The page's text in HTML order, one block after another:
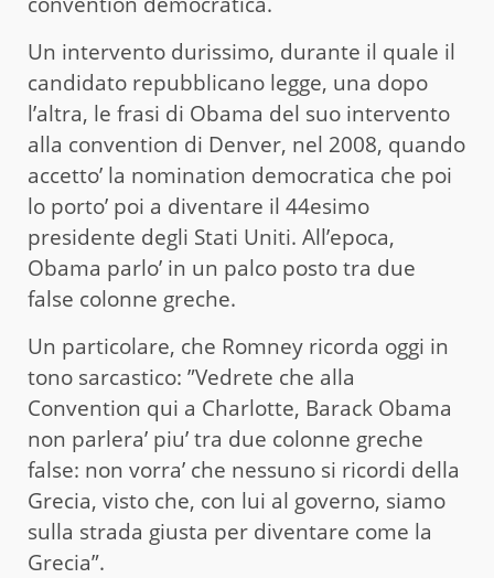
Un intervento durissimo, durante il quale il
candidato repubblicano legge, una dopo
l’altra, le frasi di Obama del suo intervento
alla convention di Denver, nel 2008, quando
accetto’ la nomination democratica che poi
lo porto’ poi a diventare il 44esimo
presidente degli Stati Uniti. All’epoca,
Obama parlo’ in un palco posto tra due
false colonne greche.
Un particolare, che Romney ricorda oggi in
tono sarcastico: ”Vedrete che alla
Convention qui a Charlotte, Barack Obama
non parlera’ piu’ tra due colonne greche
false: non vorra’ che nessuno si ricordi della
Grecia, visto che, con lui al governo, siamo
sulla strada giusta per diventare come la
Grecia”.